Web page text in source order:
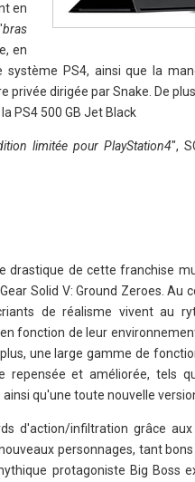
en
bras
en
PS4, ainsi que la
dirigée par Snake. De
PS4 500 GB Jet Black
limitée pour PlayStation4",
drastique de cette franchise
Solid V: Ground Zeroes. Au
de réalisme vivent au
fonction de leur
une large gamme de
et améliorée, tels
qu'une toute nouvelle
d'action/infiltration grâce
personnages, tant
protagoniste Big Boss